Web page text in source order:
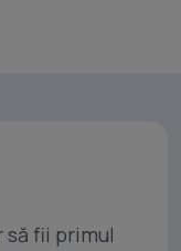
fii primul